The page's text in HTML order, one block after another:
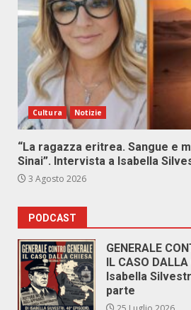
Cultura Notizie
“La ragazza eritrea. Sangue e
Sinai”. Intervista a Isabella
3 Agosto 2026
PODCAST
GENERALE
IL CASO
Isabella
parte